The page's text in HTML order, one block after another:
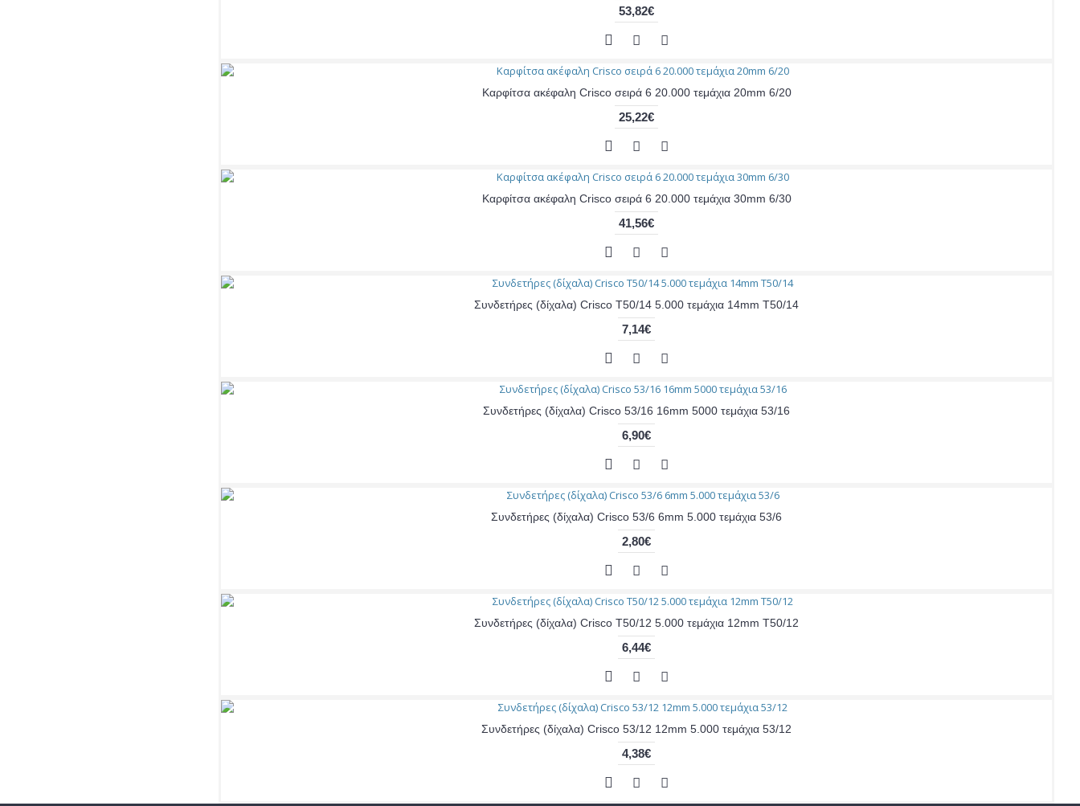
53,82€
Καρφίτσα ακέφαλη Crisco σειρά 6 20.000 τεμάχια 20mm 6/20
25,22€
Καρφίτσα ακέφαλη Crisco σειρά 6 20.000 τεμάχια 30mm 6/30
41,56€
Συνδετήρες (δίχαλα) Crisco T50/14 5.000 τεμάχια 14mm Τ50/14
7,14€
Συνδετήρες (δίχαλα) Crisco 53/16 16mm 5000 τεμάχια 53/16
6,90€
Συνδετήρες (δίχαλα) Crisco 53/6 6mm 5.000 τεμάχια 53/6
2,80€
Συνδετήρες (δίχαλα) Crisco T50/12 5.000 τεμάχια 12mm T50/12
6,44€
Συνδετήρες (δίχαλα) Crisco 53/12 12mm 5.000 τεμάχια 53/12
4,38€